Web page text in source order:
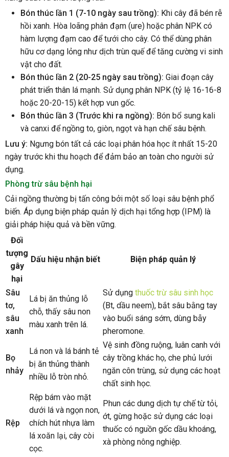
Bón thúc lần 1 (7-10 ngày sau trồng): Khi cây đã bén rễ
hồi xanh. Hòa loãng phân đạm (ure) hoặc phân NPK có
hàm lượng đạm cao để tưới cho cây. Có thể dùng phân
hữu cơ dạng lỏng như dịch trùn quế để tăng cường vi sinh
vật cho đất.
Bón thúc lần 2 (20-25 ngày sau trồng): Giai đoạn cây
phát triển thân lá mạnh. Sử dụng phân NPK (tỷ lệ 16-16-8
hoặc 20-20-15) kết hợp vun gốc.
Bón thúc lần 3 (Trước khi ra ngồng): Bón bổ sung kali
và canxi để ngồng to, giòn, ngọt và hạn chế sâu bệnh.
Lưu ý: Ngưng bón tất cả các loại phân hóa học ít nhất 15-20
ngày trước khi thu hoạch để đảm bảo an toàn cho người sử
dụng.
Phòng trừ sâu bệnh hại
Cải ngồng thường bị tấn công bởi một số loại sâu bệnh phổ
biến. Áp dụng biện pháp quản lý dịch hại tổng hợp (IPM) là
giải pháp hiệu quả và bền vững.
Đối
tượng
gây
hại
Dấu hiệu nhận biết Biện pháp quản lý
Sâu
tơ,
sâu
xanh
Lá bị ăn thủng lỗ
chỗ, thấy sâu non
màu xanh trên lá.
Sử dụng thuốc trừ sâu sinh học
(Bt, dầu neem), bắt sâu bằng tay
vào buổi sáng sớm, dùng bẫy
pheromone.
Bọ
nhảy
Lá non và lá bánh tẻ
bị ăn thủng thành
nhiều lỗ tròn nhỏ.
Vệ sinh đồng ruộng, luân canh với
cây trồng khác họ, che phủ lưới
ngăn côn trùng, sử dụng các hoạt
chất sinh học.
Rệp
Rệp bám vào mặt
dưới lá và ngọn non,
chích hút nhựa làm
lá xoăn lại, cây còi
cọc.
Phun các dung dịch tự chế từ tỏi,
ớt, gừng hoặc sử dụng các loại
thuốc có nguồn gốc dầu khoáng,
xà phòng nông nghiệp.